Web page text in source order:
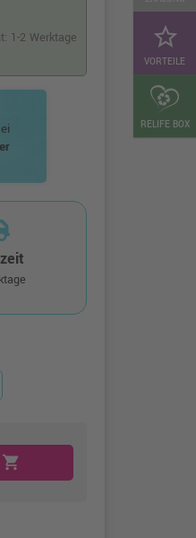
star_border
VORTEILE
RELIFE BOX
1-2 Werktage
shopping_cart